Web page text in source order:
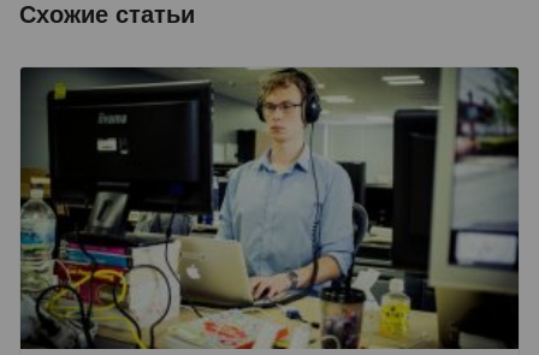
Схожие статьи